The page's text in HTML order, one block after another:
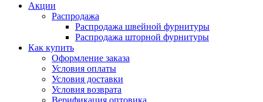
Акции
Распродажа
Распродажа швейной фурнитуры
Распродажа шторной фурнитуры
Как купить
Оформление заказа
Условия оплаты
Условия доставки
Условия возврата
Верификация оптовика